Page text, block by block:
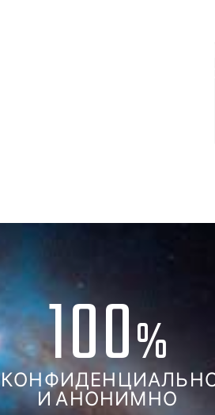
100%
И АНОНИМНО